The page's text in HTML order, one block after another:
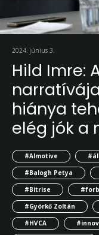
2024. június 3.
Hild Imre:
hiánya
elég jók a
#AImotive
#Balogh Petya
#Bitrise
#Györkő Zoltán
#HVCA